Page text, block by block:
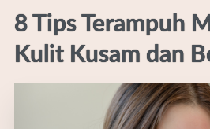
8 Tips Terampuh
Kulit Kusam dan